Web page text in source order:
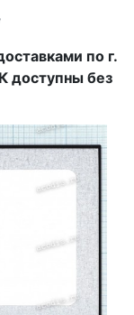
по г.
доступны без